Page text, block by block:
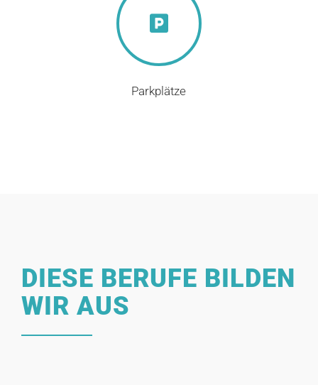
Parkplätze
DIESE BERUFE BILDEN
WIR AUS